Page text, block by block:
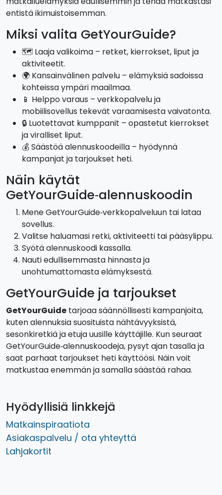
entistä ikimuistoisemman.
Miksi valita GetYourGuide?
🗺️ Laaja valikoima – retket, kierrokset, liput ja
aktiviteetit.
🌍 Kansainvälinen palvelu – elämyksiä sadoissa
kohteissa ympäri maailmaa.
📱 Helppo varaus – verkkopalvelu ja
mobiilisovellus tekevät varaamisesta vaivatonta.
🔒 Luotettavat kumppanit – opastetut kierrokset
ja viralliset liput.
💰 Säästöä alennuskoodeilla – hyödynnä
kampanjat ja tarjoukset heti.
Näin käytät
GetYourGuide‑alennuskoodin
Mene GetYourGuide‑verkkopalveluun tai lataa
sovellus.
Valitse haluamasi retki, aktiviteetti tai pääsylippu.
Syötä alennuskoodi kassalla.
Nauti edullisemmasta hinnasta ja
unohtumattomasta elämyksestä.
GetYourGuide ja tarjoukset
GetYourGuide tarjoaa säännöllisesti kampanjoita,
kuten alennuksia suosituista nähtävyyksistä,
sesonkiretkiä ja etuja uusille käyttäjille. Kun seuraat
GetYourGuide‑alennuskoodeja, pysyt ajan tasalla ja
saat parhaat tarjoukset heti käyttöösi. Näin voit
matkustaa enemmän ja samalla säästää rahaa.
Hyödyllisiä linkkejä
Matkainspiraatiota
Asiakaspalvelu / ota yhteyttä
Lahjakortit